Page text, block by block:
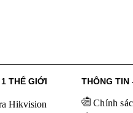
THẾ GIỚI
Hikvision
THÔNG TIN
Chính